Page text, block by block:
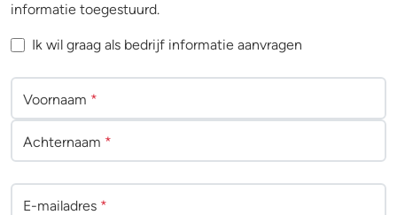
informatie toegestuurd.
Ik wil graag als bedrijf informatie aanvragen
Voornaam *
Achternaam *
E-mailadres *